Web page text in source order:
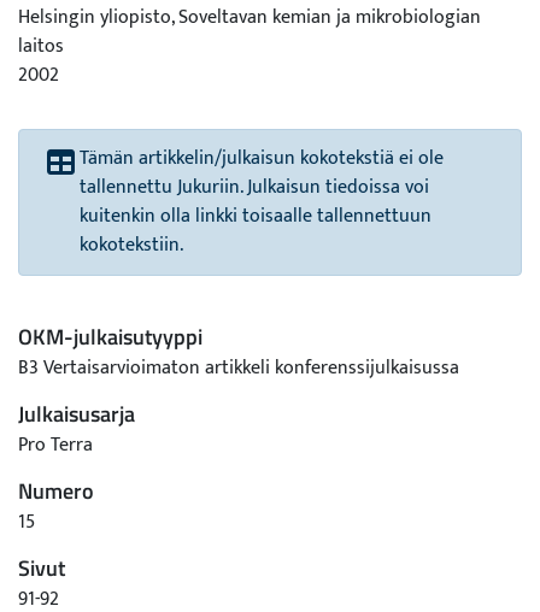
Helsingin yliopisto, Soveltavan kemian ja mikrobiologian
laitos
2002
Tämän artikkelin/julkaisun kokotekstiä ei ole
tallennettu Jukuriin. Julkaisun tiedoissa voi
kuitenkin olla linkki toisaalle tallennettuun
kokotekstiin.
OKM-julkaisutyyppi
B3 Vertaisarvioimaton artikkeli konferenssijulkaisussa
Julkaisusarja
Pro Terra
Numero
15
Sivut
91-92